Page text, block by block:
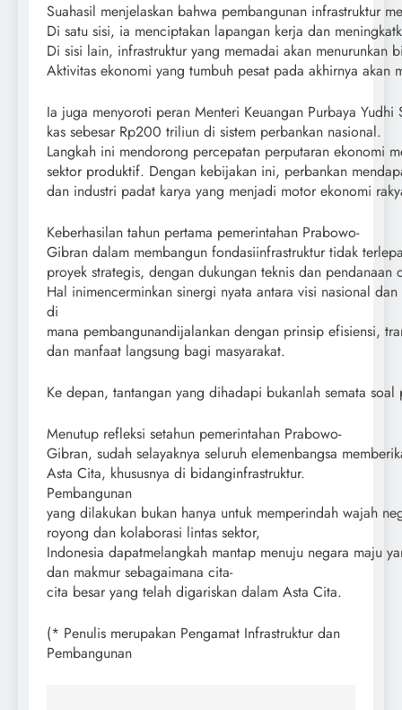
Suahasil menjelaskan bahwa pembangunan infrastruktur
Di satu sisi, ia menciptakan lapangan kerja dan
Di sisi lain, infrastruktur yang memadai akan menurunkan
Aktivitas ekonomi yang tumbuh pesat pada akhirnya akan
Ia juga menyoroti peran Menteri Keuangan Purbaya
kas sebesar Rp200 triliun di sistem perbankan nasional.
Langkah ini mendorong percepatan perputaran ekonomi
sektor produktif. Dengan kebijakan ini, perbankan
dan industri padat karya yang menjadi motor ekonomi
Keberhasilan tahun pertama pemerintahan Prabowo-
Gibran dalam membangun fondasiinfrastruktur tidak
proyek strategis, dengan dukungan teknis dan pendanaan
Hal inimencerminkan sinergi nyata antara visi nasional
di
mana pembangunandijalankan dengan prinsip efisiensi,
dan manfaat langsung bagi masyarakat.
Ke depan, tantangan yang dihadapi bukanlah semata
Menutup refleksi setahun pemerintahan Prabowo-
Gibran, sudah selayaknya seluruh elemenbangsa
Asta Cita, khususnya di bidanginfrastruktur.
Pembangunan
yang dilakukan bukan hanya untuk memperindah wajah
royong dan kolaborasi lintas sektor,
Indonesia dapatmelangkah mantap menuju negara maju
dan makmur sebagaimana cita-
cita besar yang telah digariskan dalam Asta Cita.
(* Penulis merupakan Pengamat Infrastruktur dan
Pembangunan